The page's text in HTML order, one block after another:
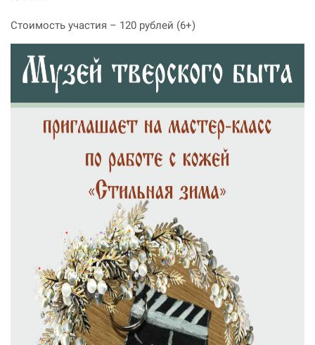
Стоимость участия – 120 рублей (6+)